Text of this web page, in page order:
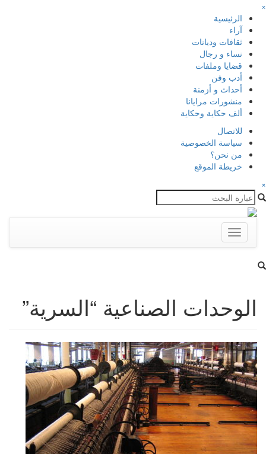
×
الرئيسية
آراء
ثقافات وديانات
نساء و رجال
قضايا وملفات
أدب وفن
أحداث و أزمنة
منشورات مرايانا
ألف حكاية وحكاية
للاتصال
سياسة الخصوصية
من نحن؟
خريطة الموقع
×
Toggle
navigation
الوحدات الصناعية “السرية”